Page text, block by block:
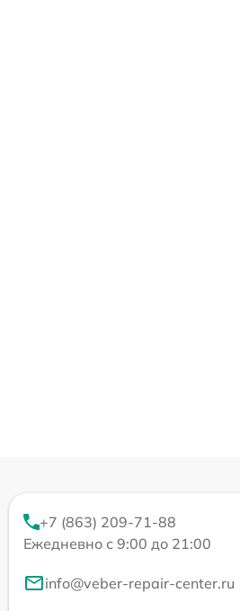
+7 (863) 209-71-88
Ежедневно с 9:00 до 21:00
info@veber-repair-center.ru